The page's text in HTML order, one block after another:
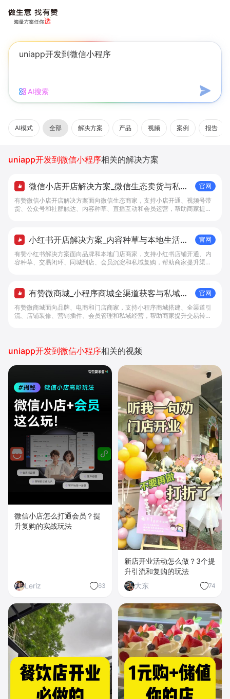
AI搜索
AI模式 全部 解决方案 产品 视频 案例 报告
uniapp开发到微信小程序相关的解决方案
微信小店开店解决方案_微信生态卖货与私域
经营 - 做生意, 找有赞
官网
有赞微信小店开店解决方案面向微信生态商家，支持小店开通、视频号带
货、公众号和社群触达、内容种草、直播互动和会员运营，帮助商家提升
小红书开店解决方案_内容种草与本地生活转
化工具 - 做生意, 找有赞
官网
有赞小红书解决方案面向品牌和本地门店商家，支持小红书店铺开通、内
容种草、交易闭环、同城到店、会员沉淀和私域复购，帮助商家提升渠道
有赞微商城_小程序商城全渠道获客与私域复
购工具 - 做生意, 找有赞
官网
有赞微商城面向品牌、电商和门店商家，支持小程序商城搭建、全渠道引
流、店铺装修、营销插件、会员管理和私域经营，帮助商家提升交易转化
uniapp开发到微信小程序相关的视频
微信小店怎么打通会员？提
升复购的实战玩法
Leriz 63
新店开业活动怎么做？3个提
升引流和复购的玩法
大东
74